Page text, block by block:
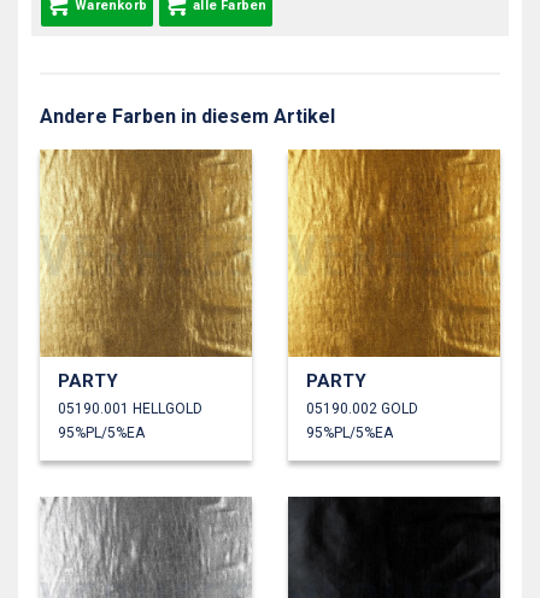
Warenkorb alle Farben
Andere Farben in diesem Artikel
PARTY
05190.001 HELLGOLD
95%PL/5%EA
PARTY
05190.002 GOLD
95%PL/5%EA